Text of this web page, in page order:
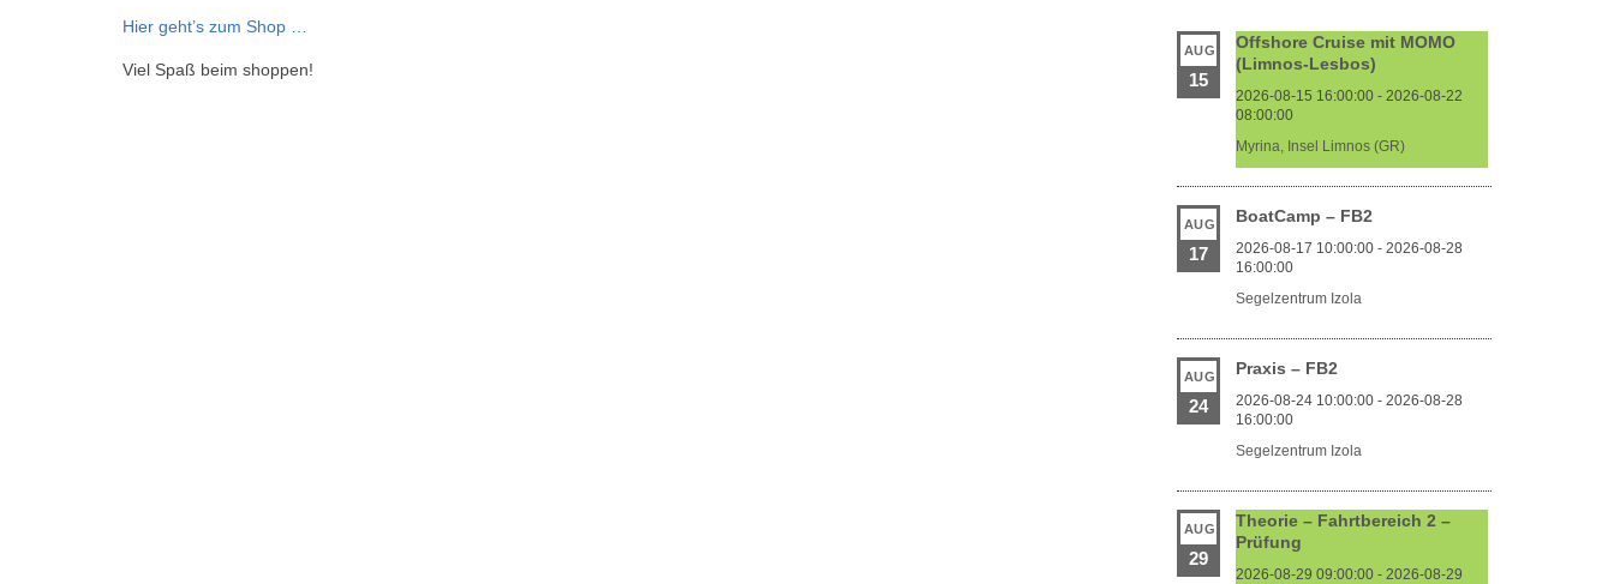
Hier geht’s zum Shop …
Viel Spaß beim shoppen!
AUG
15
Offshore Cruise mit MOMO
(Limnos-Lesbos)
2026-08-15 16:00:00 - 2026-08-22
08:00:00
Myrina, Insel Limnos (GR)
AUG
17
BoatCamp – FB2
2026-08-17 10:00:00 - 2026-08-28
16:00:00
Segelzentrum Izola
AUG
24
Praxis – FB2
2026-08-24 10:00:00 - 2026-08-28
16:00:00
Segelzentrum Izola
AUG
29
Theorie – Fahrtbereich 2 –
Prüfung
2026-08-29 09:00:00 - 2026-08-29